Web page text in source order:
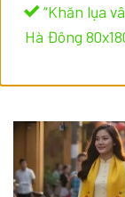
“Khăn lụa
Hà Đông